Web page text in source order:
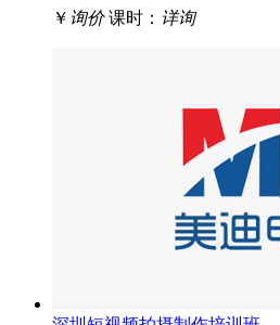
￥ 询价 课时： 详询